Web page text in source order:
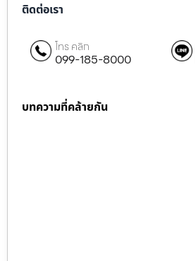
ติดต่อเรา
โทร คลิก
099-185-8000
บทความที่คล้ายกัน